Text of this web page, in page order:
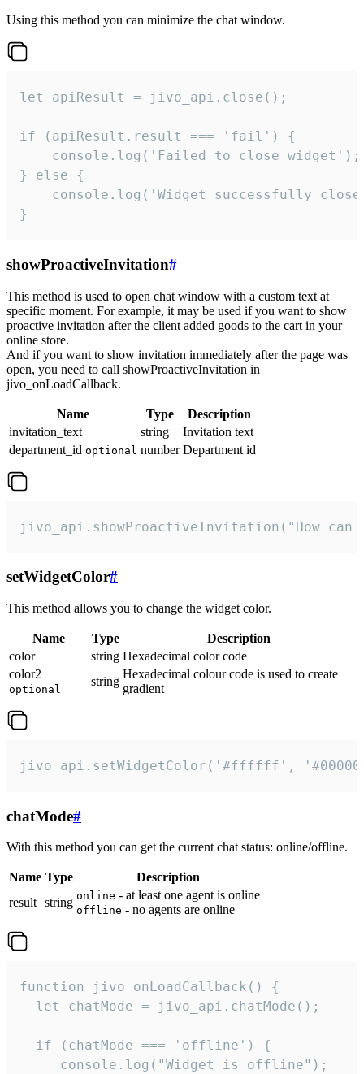
Using this method you can minimize the chat window.
let apiResult = jivo_api.close();
if (apiResult.result === 'fail') {
    console.log('Failed to close widget');
} else {
console.log('Widget successfully
}
showProactiveInvitation#
This method is used to open chat window with a custom text at
specific moment. For example, it may be used if you want to show
proactive invitation after the client added goods to the cart in your
online store.
And if you want to show invitation immediately after the page was
open, you need to call showProactiveInvitation in
jivo_onLoadCallback.
Name Type
Description
invitation_text
string
Invitation text
department_id optional number Department id
jivo_api.showProactiveInvitation("How
setWidgetColor#
This method allows you to change the widget color.
Name Type
Description
color
string Hexadecimal color code
color2
optional
string
Hexadecimal colour code is used to create
gradient
jivo_api.setWidgetColor('#ffffff',
chatMode#
With this method you can get the current chat status: online/offline.
Name Type
Description
result string online - at least one agent is online
offline - no agents are online
function jivo_onLoadCallback() {
  let chatMode = jivo_api.chatMode();
  if (chatMode === 'offline') {
     console.log("Widget is offline");